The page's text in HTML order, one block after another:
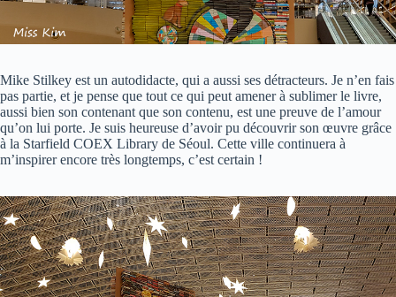
Mike Stilkey est un autodidacte, qui a aussi ses détracteurs. Je n’en fais
pas partie, et je pense que tout ce qui peut amener à sublimer le livre,
aussi bien son contenant que son contenu, est une preuve de l’amour
qu’on lui porte. Je suis heureuse d’avoir pu découvrir son œuvre grâce
à la Starfield COEX Library de Séoul. Cette ville continuera à
m’inspirer encore très longtemps, c’est certain !